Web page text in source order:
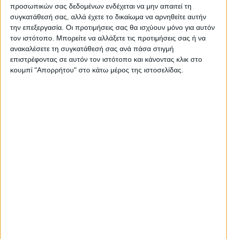
προσωπικών σας δεδομένων ενδέχεται να μην απαιτεί τη
συγκατάθεσή σας, αλλά έχετε το δικαίωμα να αρνηθείτε αυτήν
την επεξεργασία. Οι προτιμήσεις σας θα ισχύουν μόνο για αυτόν
τον ιστότοπο. Μπορείτε να αλλάξετε τις προτιμήσεις σας ή να
ανακαλέσετε τη συγκατάθεσή σας ανά πάσα στιγμή
επιστρέφοντας σε αυτόν τον ιστότοπο και κάνοντας κλικ στο
κουμπί "Απορρήτου" στο κάτω μέρος της ιστοσελίδας.
Τελευταίες Ειδήσεις Σήμερα
Ακολούθησε την εφημερίδα ΝΕΟΣ
ΑΓΩΝ στο Google News!